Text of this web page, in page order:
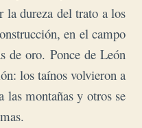
la dureza del trato a los
en el campo
de oro. Ponce de León
los taínos volvieron a
las montañas y otros se